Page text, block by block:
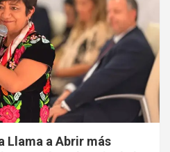
Llama a Abrir más